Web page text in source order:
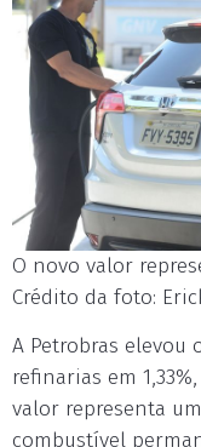
O novo valor
Crédito da foto:
A Petrobras elevou
refinarias em
valor representa
combustível